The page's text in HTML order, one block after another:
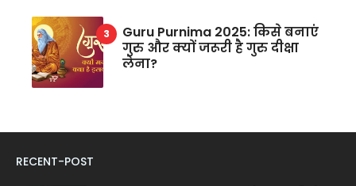
Guru Purnima 2025: किसे बनाएं
गुरु और क्यों जरूरी है गुरु दीक्षा
लेना?
RECENT-POST